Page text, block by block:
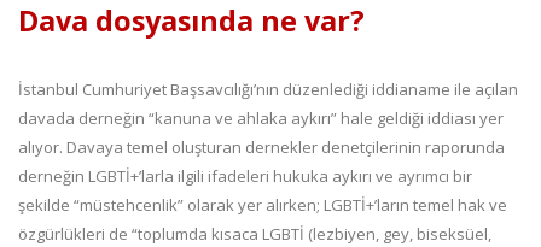
Dava dosyasında ne var?
İstanbul Cumhuriyet Başsavcılığı’nın düzenlediği iddianame ile açılan
davada derneğin “kanuna ve ahlaka aykırı” hale geldiği iddiası yer
alıyor. Davaya temel oluşturan dernekler denetçilerinin raporunda
derneğin LGBTİ+’larla ilgili ifadeleri hukuka aykırı ve ayrımcı bir
şekilde “müstehcenlik” olarak yer alırken; LGBTİ+’ların temel hak ve
özgürlükleri de “toplumda kısaca LGBTİ (lezbiyen, gey, biseksüel,